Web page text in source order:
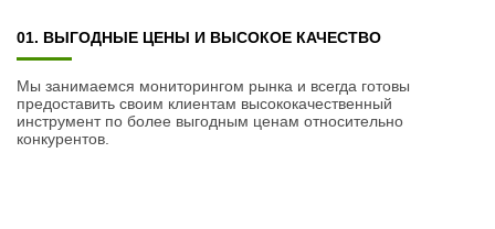
01. ВЫГОДНЫЕ ЦЕНЫ И ВЫСОКОЕ КАЧЕСТВО
Мы занимаемся мониторингом рынка и всегда готовы
предоставить своим клиентам высококачественный
инструмент по более выгодным ценам относительно
конкурентов.